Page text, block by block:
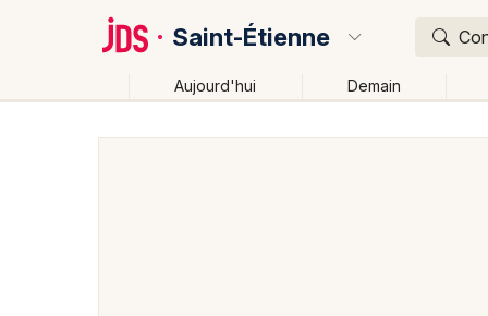
Saint-Étienne
Aujourd'hui Demain